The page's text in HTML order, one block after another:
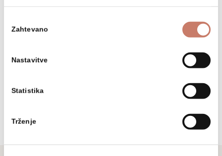
soglasja
Zahtevano
Nastavitve
Statistika
Trženje